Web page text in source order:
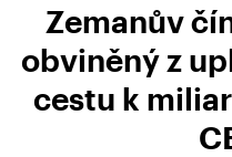
Zemanův
obviněný z
cestu k